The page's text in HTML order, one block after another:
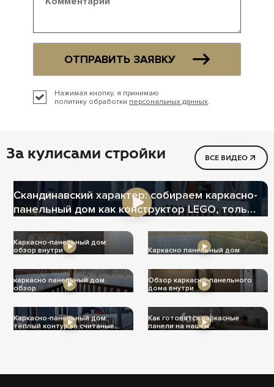
ОТПРАВИТЬ ЗАЯВКУ
Нажимая кнопку, я принимаю
политику обработки персональных данных.
За кулисами стройки ВСЕ ВИДЕО
Скандинавский характер: собираем каркасно-
панельный дом как конструктор LEGO, только
Каркасно-панельный дом:
обзор внутри
Каркасно панельный дом
каркасно панельный дом
обзор
Обзор каркасно-панельного
дома внутри
Каркасно-панельный дом:
тёплый контур за считаные
Как готовятся каркасные
панели на нашем